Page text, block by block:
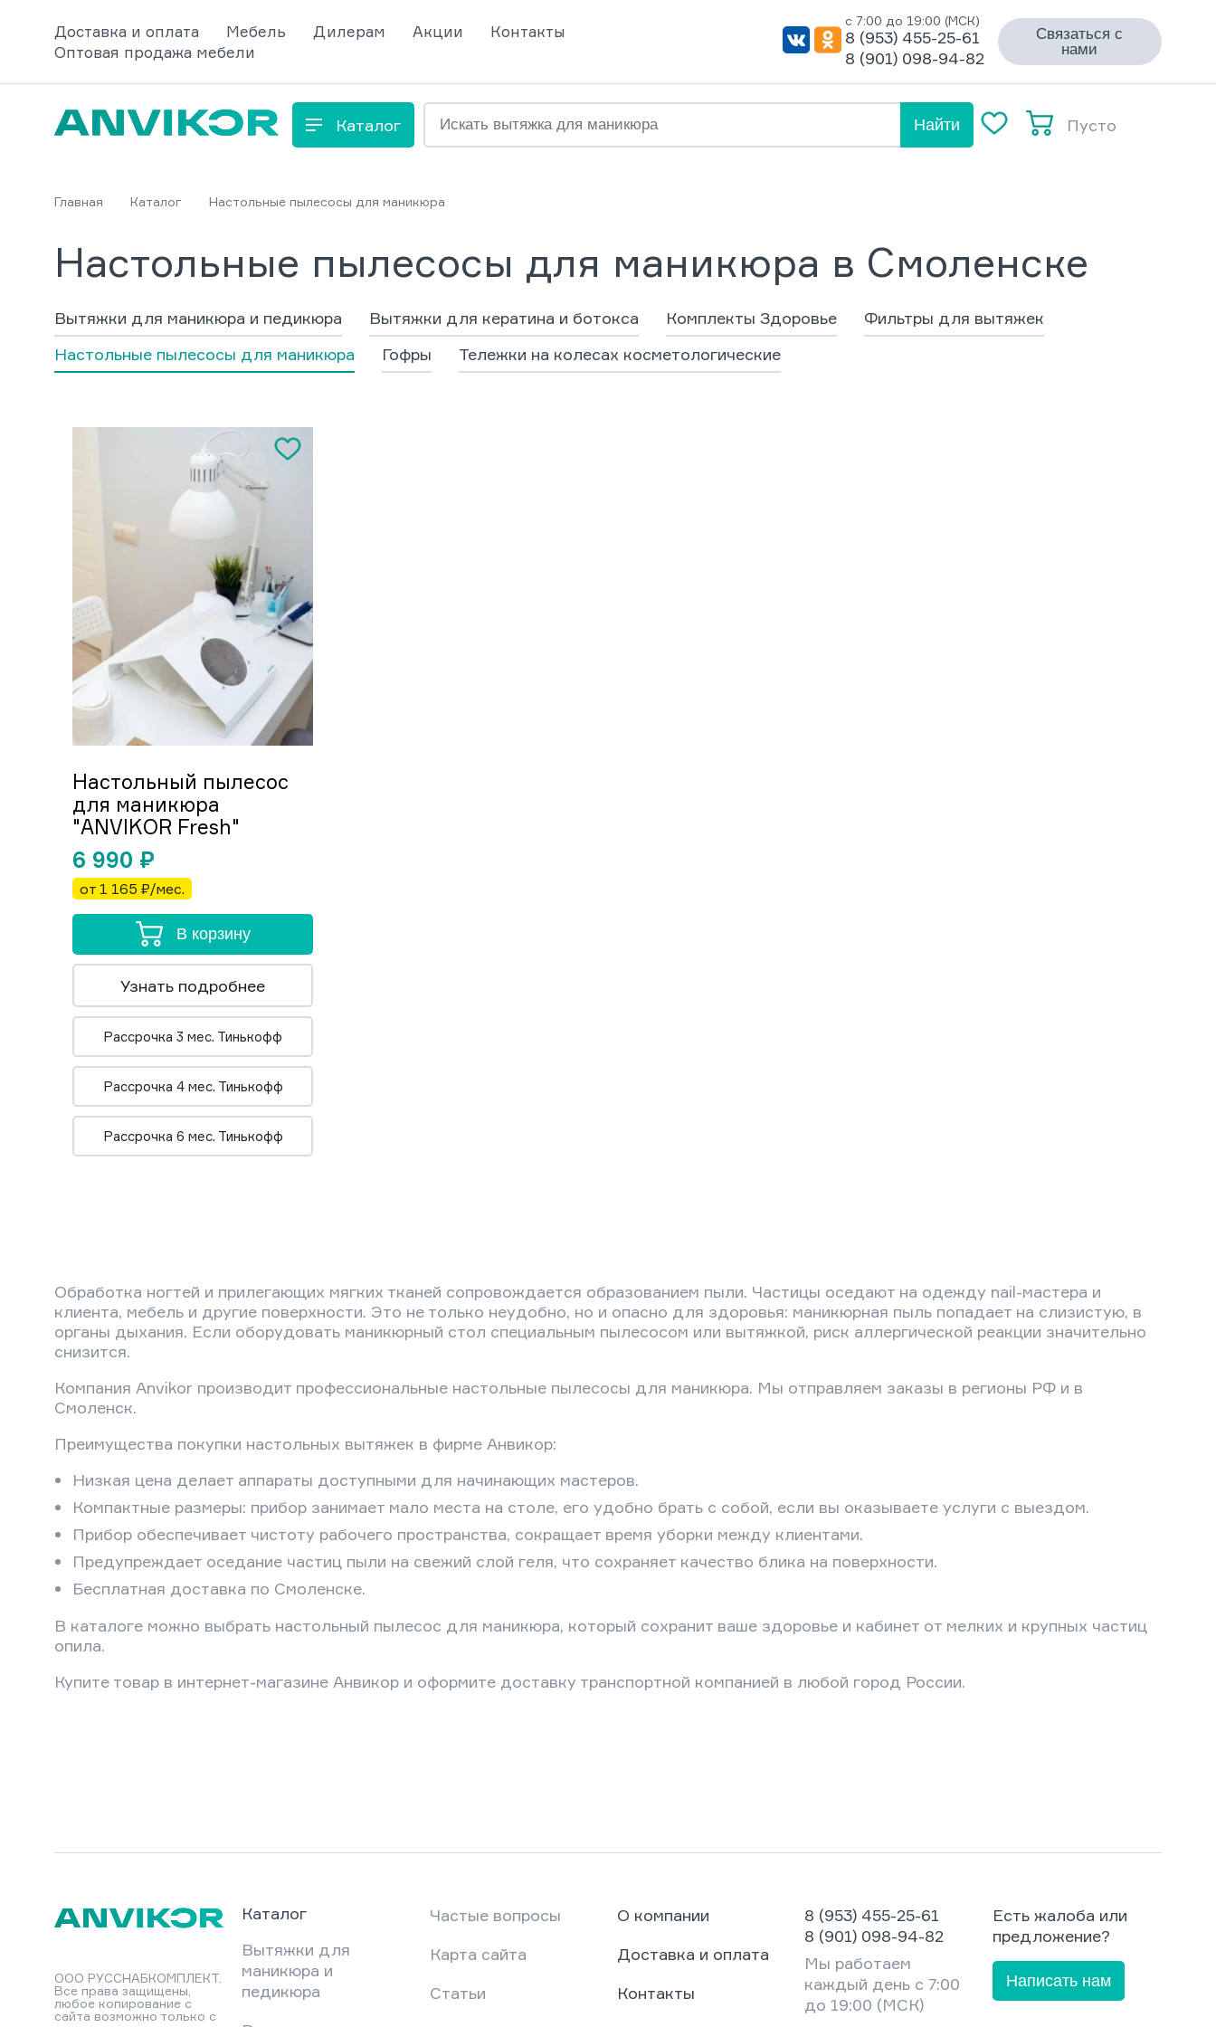
Доставка и оплата Мебель Дилерам Акции
Контакты
Оптовая продажа мебели
с 7:00 до 19:00 (МСК)
8 (953) 455-25-61
8 (901) 098-94-82
Связаться с
нами
Каталог Найти Пусто
Главная Каталог Настольные пылесосы для маникюра
Настольные пылесосы для маникюра в Смоленске
Вытяжки для маникюра и педикюра Вытяжки для кератина и ботокса Комплекты Здоровье
Фильтры для вытяжек
Настольные пылесосы для маникюра
Гофры Тележки на колесах косметологические
Настольный пылесос
для маникюра
"ANVIKOR Fresh"
6 990 ₽
от 1 165 ₽/мес.
В корзину
Узнать подробнее
Рассрочка 3 мес. Тинькофф
Рассрочка 4 мес. Тинькофф
Рассрочка 6 мес. Тинькофф
Обработка ногтей и прилегающих мягких тканей сопровождается образованием пыли. Частицы оседают на одежду nail-мастера и
клиента, мебель и другие поверхности. Это не только неудобно, но и опасно для здоровья: маникюрная пыль попадает на слизистую, в
органы дыхания. Если оборудовать маникюрный стол специальным пылесосом или вытяжкой, риск аллергической реакции значительно
снизится.
Компания Anvikor производит профессиональные настольные пылесосы для маникюра. Мы отправляем заказы в регионы РФ и в
Смоленск.
Преимущества покупки настольных вытяжек в фирме Анвикор:
Низкая цена делает аппараты доступными для начинающих мастеров.
Компактные размеры: прибор занимает мало места на столе, его удобно брать с собой, если вы оказываете услуги с выездом.
Прибор обеспечивает чистоту рабочего пространства, сокращает время уборки между клиентами.
Предупреждает оседание частиц пыли на свежий слой геля, что сохраняет качество блика на поверхности.
Бесплатная доставка по Смоленске.
В каталоге можно выбрать настольный пылесос для маникюра, который сохранит ваше здоровье и кабинет от мелких и крупных частиц
опила.
Купите товар в интернет-магазине Анвикор и оформите доставку транспортной компанией в любой город России.
ООО РУССНАБКОМПЛЕКТ.
Все права защищены,
любое копирование с
сайта возможно только с
Каталог
Вытяжки для
маникюра и
педикюра
Частые вопросы
Карта сайта
Статьи
О компании
Доставка и оплата
Контакты
8 (953) 455-25-61
8 (901) 098-94-82
Мы работаем
каждый день с 7:00
до 19:00 (МСК)
Есть жалоба или
предложение?
Написать нам